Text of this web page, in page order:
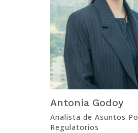
Antonia Godoy
Analista de Asuntos
Regulatorios